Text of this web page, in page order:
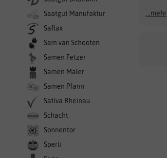
Saatgut Manufaktur
Saflax
Sam van Schooten
Samen Fetzer
Samen Maier
Samen Pfann
Sativa Rheinau
Schacht
Sonnentor
Sperli
...mehr